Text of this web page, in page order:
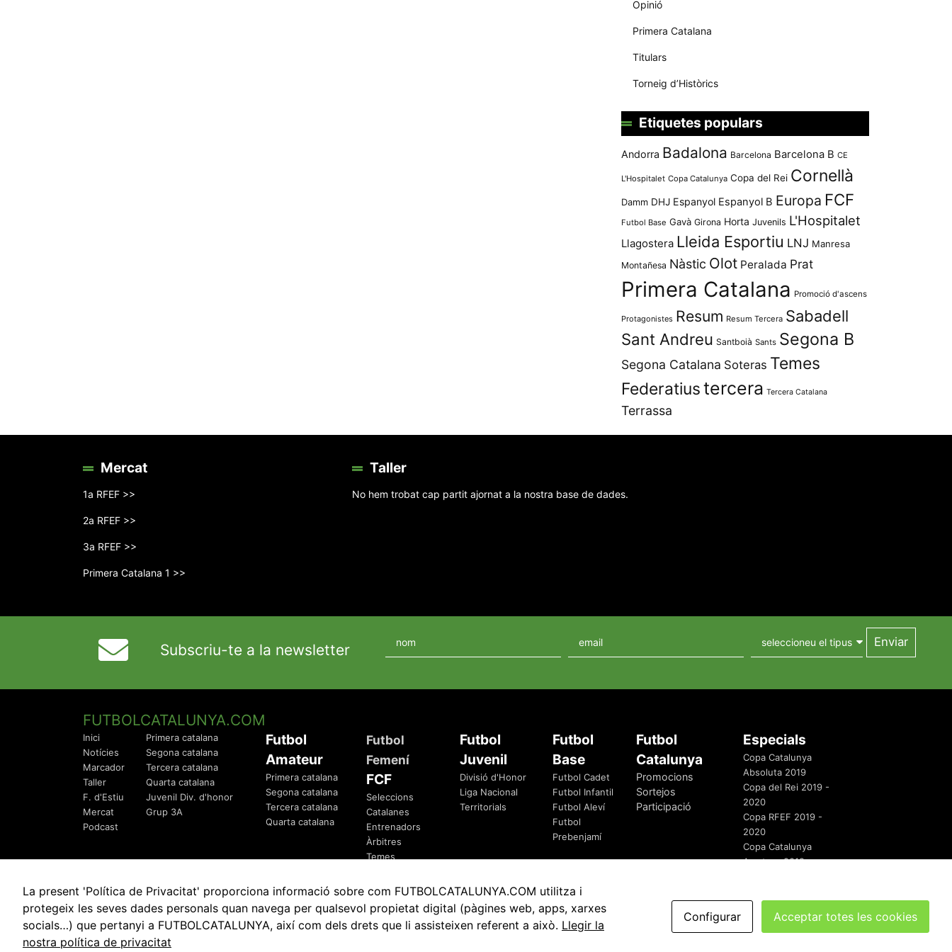
Opinió
Primera Catalana
Titulars
Torneig d’Històrics
Etiquetes populars
Andorra Badalona Barcelona Barcelona B CE
L'Hospitalet Copa Catalunya Copa del Rei Cornellà
Damm DHJ Espanyol Espanyol B Europa FCF
Futbol Base Gavà Girona Horta Juvenils L'Hospitalet
Llagostera Lleida Esportiu LNJ Manresa
Montañesa Nàstic Olot Peralada Prat
Primera Catalana Promoció d'ascens
Protagonistes Resum Resum Tercera Sabadell
Sant Andreu Santboià Sants Segona B
Segona Catalana Soteras Temes
Federatiustercera Tercera Catalana
Terrassa
Mercat
1a RFEF >>
2a RFEF >>
3a RFEF >>
Primera Catalana 1 >>
Taller
No hem trobat cap partit ajornat a la nostra base de dades.
Subscriu-te a la newsletter
FUTBOLCATALUNYA.COM
Inici
Notícies
Marcador
Taller
F. d'Estiu
Mercat
Podcast
Primera catalana
Segona catalana
Tercera catalana
Quarta catalana
Juvenil Div. d'honor
Grup 3A
Futbol
Amateur
Primera catalana
Segona catalana
Tercera catalana
Quarta catalana
Futbol
Femení
FCF
Seleccions
Catalanes
Entrenadors
Àrbitres
Temes
Futbol
Juvenil
Divisió d'Honor
Liga Nacional
Territorials
Futbol
Base
Futbol Cadet
Futbol Infantil
Futbol Aleví
Futbol
Prebenjamí
Futbol
Catalunya
Promocions
Sortejos
Participació
Especials
Copa Catalunya
Absoluta 2019
Copa del Rei 2019 -
2020
Copa RFEF 2019 -
2020
Copa Catalunya
Amateur 2019
© 2010 - 2026 FutbolCatalunya.com Avis Legal Política de Privacitat Política de Cookies redaccio@futbolcatalunya.com
La present 'Política de Privacitat' proporciona informació sobre com FUTBOLCATALUNYA.COM utilitza i
protegeix les seves dades personals quan navega per qualsevol propietat digital (pàgines web, apps, xarxes
socials…) que pertanyi a FUTBOLCATALUNYA, així com dels drets que li assisteixen referent a això. Llegir la
nostra política de privacitat
Configurar Acceptar totes les cookies